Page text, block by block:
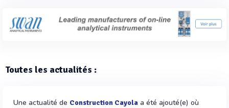
Toutes les actualités :
Une actualité de Construction Cayola a été ajouté(e) où